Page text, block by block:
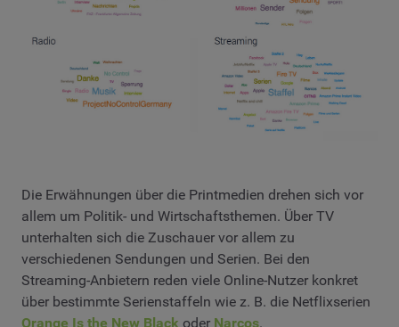
Die Erwähnungen über die Printmedien drehen sich vor
allem um Politik- und Wirtschaftsthemen. Über TV
unterhalten sich die Zuschauer vor allem zu
verschiedenen Sendungen und Serien. Bei den
Streaming-Anbietern reden viele Online-Nutzer konkret
über bestimmte Serienstaffeln wie z. B. die Netflixserien
Orange Is the New Black oder Narcos.